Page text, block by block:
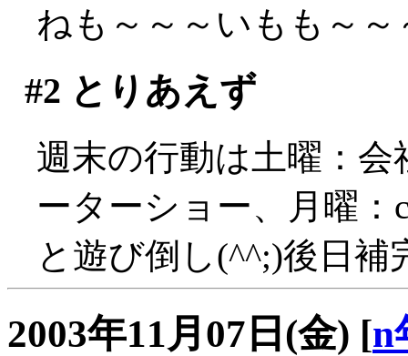
ねも～～～いもも～～
#2 とりあえず
週末の行動は土曜：
ーターショー、月曜：
と遊び倒し(^^;)後日補
2003年11月07日(金) [n